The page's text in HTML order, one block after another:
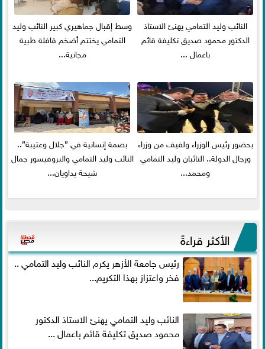
النائب وليد التمامي يهنئ الاستاذ
الدكتور محمود صديق تكليفة قائم
باعمال ...
وسط إقبال جماهيري كبير النائب وليد
التمامي يختتم أضخم قافلة طبية
مجانية...
بحضور رئيس الوزراء ولفيف من وزراء
ورجال الدولة.. النائبان وليد التمامي
ومحمد...
بصمة إنسانية في ”جلال وعتيبة”..
النائب وليد التمامي والبروفيسور جمال
شيحة يداويان...
الأكثر قراءةً
رئيس جامعة الأزهر يكرم النائب وليد التمامي ..
فخر واعتزاز بهذا التكريم...
النائب وليد التمامي يهنئ الاستاذ الدكتور
محمود صديق تكليفة قائم باعمال ...